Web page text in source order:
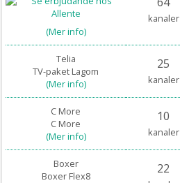
(Mer info)
kanaler
Telia
TV-paket Lagom
(Mer info)
25
kanaler
C More
C More
(Mer info)
10
kanaler
Boxer
Boxer Flex8
22